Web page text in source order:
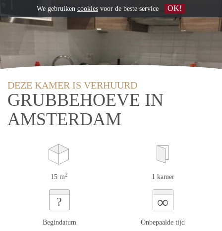
DEZE KAMER IS VERHUURD
GRUBBEHOEVE IN
AMSTERDAM
15 m2 1 kamer
?
Begindatum
∞
Onbepaalde tijd
We gebruiken cookies voor de beste service OK!